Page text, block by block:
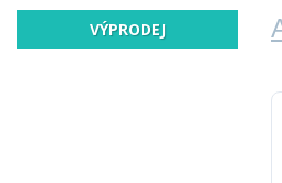
VÝPRODEJ